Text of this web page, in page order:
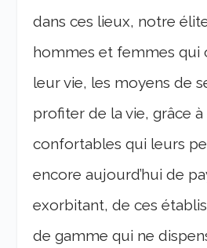
dans ces lieux, notre
hommes et femmes qui
leur vie, les moyens de
profiter de la vie, grâce
confortables qui leurs
encore aujourd’hui de
exorbitant, de ces
de gamme qui ne